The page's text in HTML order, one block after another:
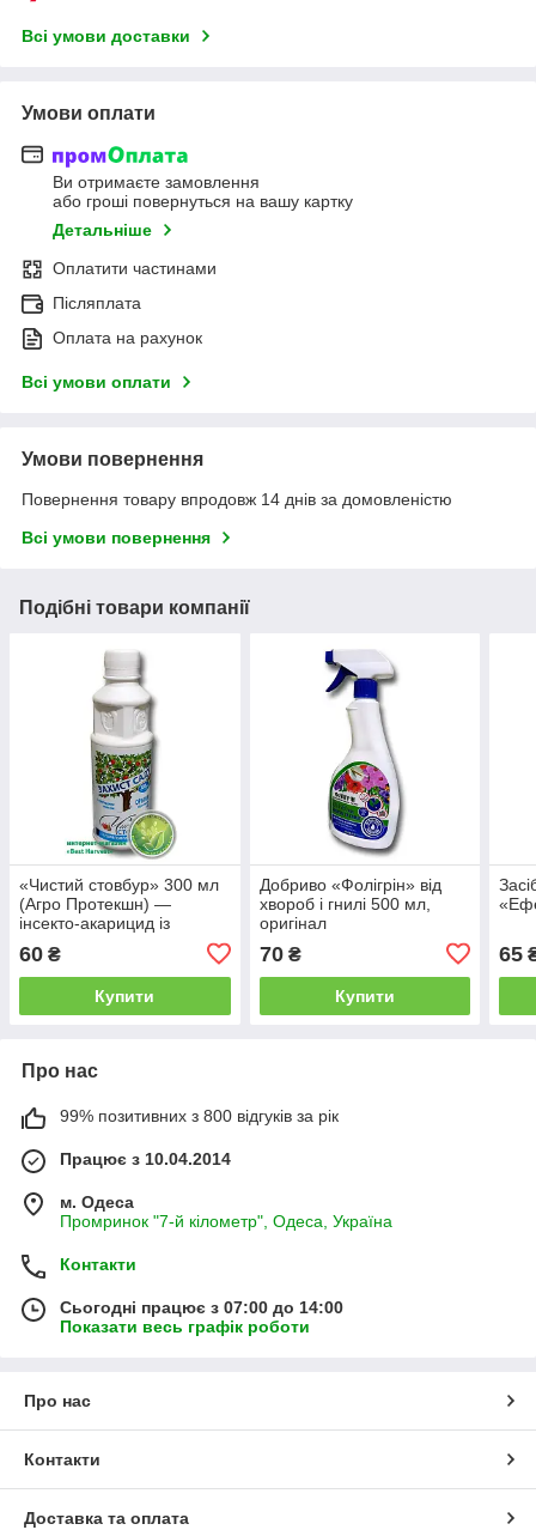
Всі умови доставки
Умови оплати
Ви отримаєте замовлення
або гроші повернуться на вашу картку
Детальніше
Оплатити частинами
Післяплата
Оплата на рахунок
Всі умови оплати
Умови повернення
Повернення товару впродовж 14 днів за домовленістю
Всі умови повернення
Подібні товари компанії
«Чистий стовбур» 300 мл
(Агро Протекшн) —
інсекто-акарицид із
фунгіцидним ефектом для
саду
60 ₴
Купити
Добриво «Фолігрін» від
хвороб і гнилі 500 мл,
оригінал
70₴
Купити
65
Про нас
99% позитивних з 800 відгуків за рік
Працює з 10.04.2014
м. Одеса
Промринок "7-й кілометр", Одеса, Україна
Контакти
Сьогодні працює з 07:00 до 14:00
Показати весь графік роботи
Про нас
Контакти
Доставка та оплата